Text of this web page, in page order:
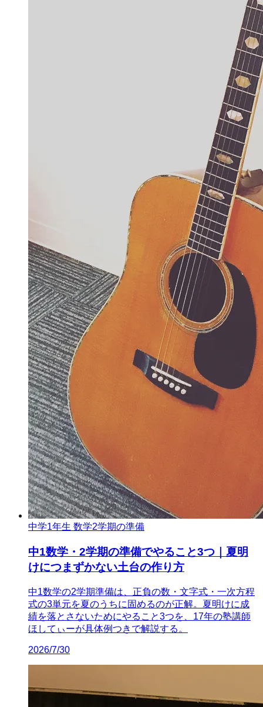
中学1年生 数学2学期の準備
中1数学・2学期の準備でやること3つ｜夏明
けにつまずかない土台の作り方
中1数学の2学期準備は、正負の数・文字式・一次方程
式の3単元を夏のうちに固めるのが正解。夏明けに成
績を落とさないためにやること3つを、17年の塾講師
ほしてぃーが具体例つきで解説する。
2026/7/30